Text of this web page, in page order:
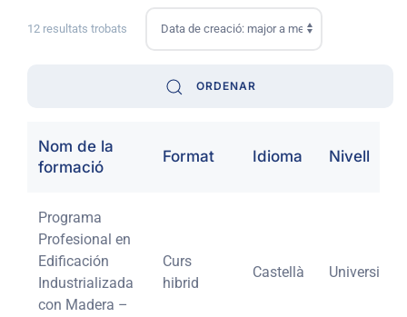
12 resultats trobats
ORDENAR
Nom de la
formació
Format Idioma Nivell
Programa
Profesional en
Edificación
Industrializada
con Madera –
Curs
hibrid
Castellà Universitari